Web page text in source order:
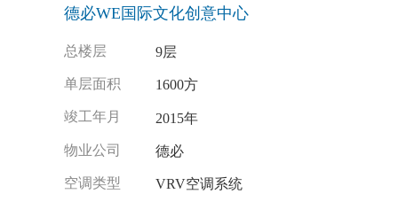
德必WE国际文化创意中心
总楼层 9层
单层面积 1600方
竣工年月 2015年
物业公司 德必
空调类型 VRV空调系统